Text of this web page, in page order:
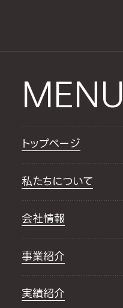
MENU
トップページ
私たちについて
会社情報
事業紹介
実績紹介